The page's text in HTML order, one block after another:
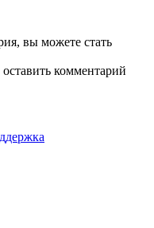
вы можете стать
комментарий